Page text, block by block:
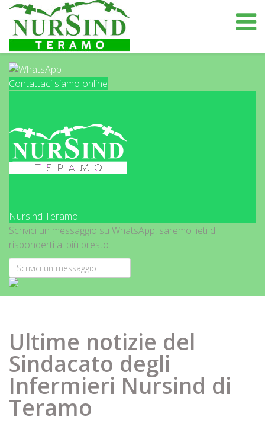
Contattaci siamo online
Nursind Teramo
Scrivici un messaggio su WhatsApp, saremo lieti di
risponderti al più presto.
Ultime notizie del
Sindacato degli
Infermieri Nursind di
Teramo